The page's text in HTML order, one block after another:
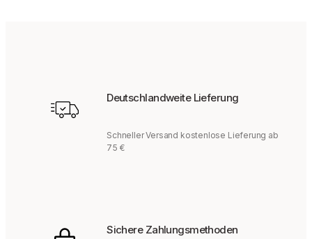
Deutschlandweite Lieferung
Schneller Versand kostenlose Lieferung ab
75 €
Sichere Zahlungsmethoden